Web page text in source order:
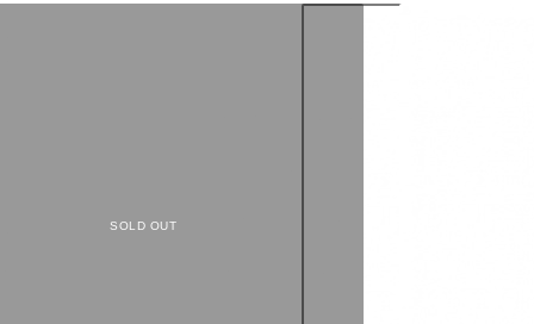
SOLD OUT